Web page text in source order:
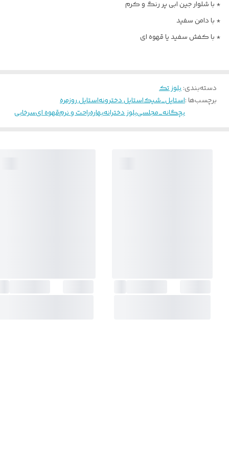
* با شلوار جین ابی پر رنگ و کرم
* با دامن سفید
* با کفش سفید یا قهوه ای
دسته‌بندی:بلوز تک
برچسب‌ها :استايل_شيكاستایل دخترونهاستایل روزمره
بچگانه_مجلسیبلوز دخترانهبهارهراحت و نرمقهوه ایسرخابی